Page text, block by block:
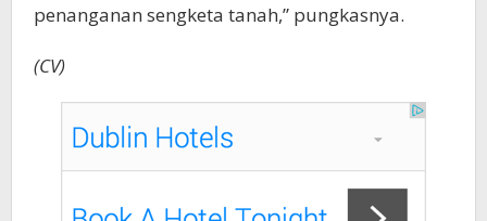
penanganan sengketa tanah,” pungkasnya.
(CV)